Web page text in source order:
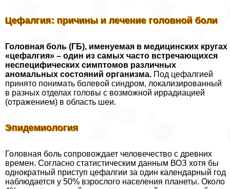
Цефалгия: причины и лечение головной боли
Головная боль (ГБ), именуемая в медицинских кругах
«цефалгия» – один из самых часто встречающихся
неспецифических симптомов различных
аномальных состояний организма. Под цефалгией
принято понимать болевой синдром, локализированный
в разных отделах головы с возможной иррадиацией
(отражением) в область шеи.
Эпидемиология
Головная боль сопровождает человечество с древних
времен. Согласно статистическим данным ВОЗ хотя бы
однократный приступ цефалгии за один календарный год
наблюдается у 50% взрослого населения планеты. Около